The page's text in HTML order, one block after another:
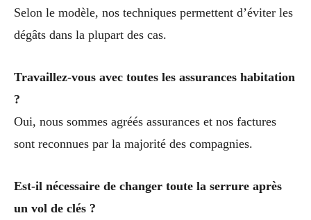
Selon le modèle, nos techniques permettent d’éviter les
dégâts dans la plupart des cas.
Travaillez-vous avec toutes les assurances habitation
?
Oui, nous sommes agréés assurances et nos factures
sont reconnues par la majorité des compagnies.
Est-il nécessaire de changer toute la serrure après
un vol de clés ?